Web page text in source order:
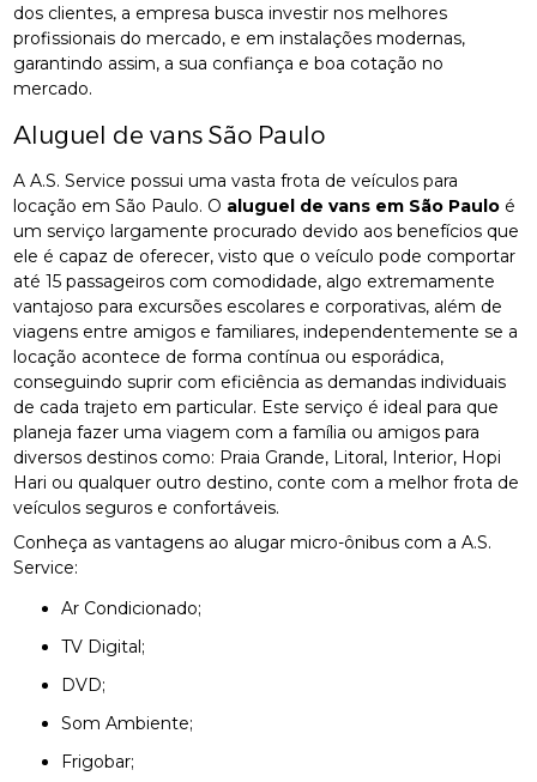
dos clientes, a empresa busca investir nos melhores
profissionais do mercado, e em instalações modernas,
garantindo assim, a sua confiança e boa cotação no
mercado.
Aluguel de vans São Paulo
A A.S. Service possui uma vasta frota de veículos para
locação em São Paulo. O aluguel de vans em São Paulo é
um serviço largamente procurado devido aos benefícios que
ele é capaz de oferecer, visto que o veículo pode comportar
até 15 passageiros com comodidade, algo extremamente
vantajoso para excursões escolares e corporativas, além de
viagens entre amigos e familiares, independentemente se a
locação acontece de forma contínua ou esporádica,
conseguindo suprir com eficiência as demandas individuais
de cada trajeto em particular. Este serviço é ideal para que
planeja fazer uma viagem com a família ou amigos para
diversos destinos como: Praia Grande, Litoral, Interior, Hopi
Hari ou qualquer outro destino, conte com a melhor frota de
veículos seguros e confortáveis.
Conheça as vantagens ao alugar micro-ônibus com a A.S.
Service:
Ar Condicionado;
TV Digital;
DVD;
Som Ambiente;
Frigobar;